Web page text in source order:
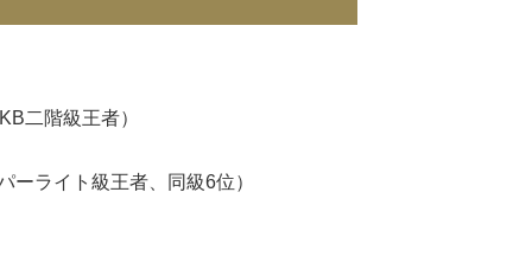
二階級王者）
ーライト級王者、同級6位）